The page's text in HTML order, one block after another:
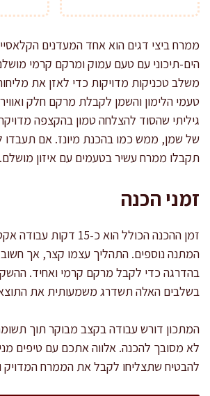
ממרח ביצי דגים הוא אחד המעדנים
הים-תיכוני עם טעם עמוק ומרקם קרמי
משלב טכניקות מדויקות כדי לאזן את
טעמי הלימון והשמן לקבלת מרקם חלק
גיליתי שהסוד להצלחה טמון בהקצפה
של שמן, ממש כמו בהכנת מיונז. אם תעבדו
תקבלו ממרח עשיר בטעמים עם איזון מושלם.
זמני הכנה
זמן ההכנה הכולל הוא כ-15
המתנה נוספים. התהליך עצמו קצר, אך
בהדרגה כדי לקבל מרקם קרמי ואחיד.
בשלבים האלה תשדרג משמעותית את
המתכון דורש עבודה בקצב מבוקר תוך
לא מסובך להכנה. אלווה אתכם עם טיפים
להבטיח שתצליחו לקבל את הממרח